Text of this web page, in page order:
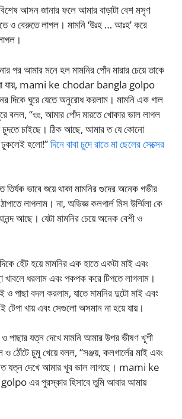
আসন জানার ফলে আমার বাড়াটা বেশ মসৃণ
ও বেরুতে লাগল। মামনি ‘উঃহ … আঃহ’ করে
পর আমার মনে হল মামনির পোঁদ মারার চেয়ে তাকে
যায়, mami ke chodar bangla golpo
দিকে ঘুরে যেতে অনুরোধ করলাম। মামনি এক গাল
বলল, “ওঃ, আমার পোঁদ মারতে খোকার ভাল লাগল
চুদতে চাইছে। ঠিক আছে, আমার ত যে কোনো
ঢুকলেই হলো!”দিনে বাবা চুদে রাতে মা ছেলের সেক্সের
ভাবে শুয়ে থাকা মামনির গুদের অনেক গভীর
লাগলাম। না, অভিজ্ঞ কলগার্ল মিস উর্ম্মিলা কে
আছে। যেটা মামনির চেয়ে অনেক বেশী ও
হেঁট হয়ে মামনির এক হাতে একটা মাই এবং
খাবলে ধরলাম এবং পকপক করে টিপতে লাগলাম।
ও পাছা বদল করলাম, যাতে মামনির দুটো মাই এবং
টেপা খায় এবং সেগুলো অসমান না হয়ে যায়।
ও পাছার যত্ন দেখে মামনি আমার উপর ভীষণ খূশী
ঠোঁটে চুমু খেয়ে বলল, “সঞ্জয়, কলগার্লের মাই এবং
যত্ন দেখে আমার খূব ভাল লাগছে। mami ke
এর পুরস্কার হিসাবে তুমি আবার আমায়